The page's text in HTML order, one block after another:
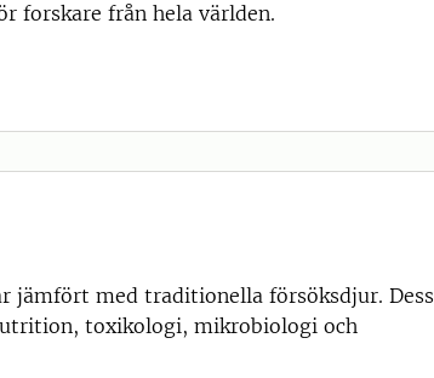
forskare från hela världen.
med traditionella försöksdjur. Dess
toxikologi, mikrobiologi och